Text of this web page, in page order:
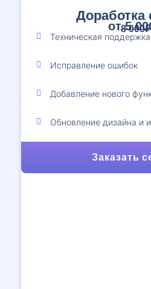
Доработка
от 58 000₽
Техническая поддержка
Исправление ошибок
Добавление нового
Обновление дизайна и
Заказать